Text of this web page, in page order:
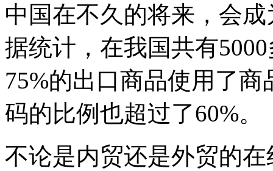
中国在不久的将来，会
据统计，在我国共有
75%的出口商品使用了
码的比例也超过了60%。
不论是内贸还是外贸的